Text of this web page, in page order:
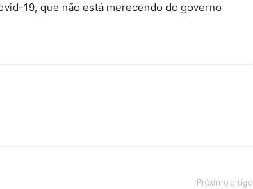
19, que não está merecendo do governo
Próximo artigo